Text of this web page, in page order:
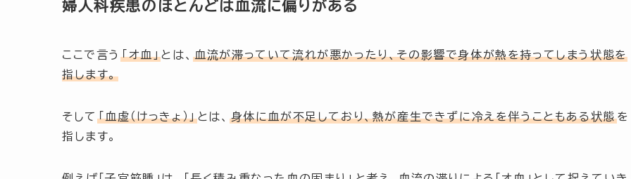
婦人科疾患のほとんどは血流に偏りがある
ここで言う 「オ血」 とは、血流が滞っていて流れが悪かったり、その影響で身体が熱を持ってしまう状態を
指します。
そして 「血虚（けっきょ）」とは、 身体に血が不足しており、熱が産生できずに冷えを伴うこともある状態を
指します。